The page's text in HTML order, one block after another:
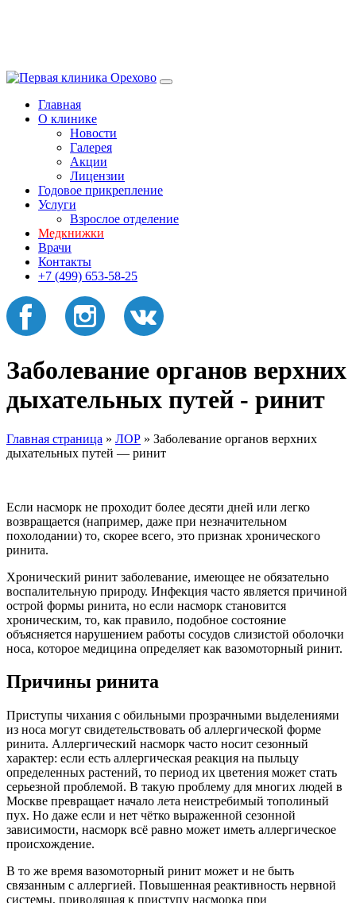
Главная
О клинике
Новости
Галерея
Акции
Лицензии
Годовое прикрепление
Услуги
Взрослое отделение
Медкнижки
Врачи
Контакты
+7 (499) 653-58-25
Заболевание органов верхних
дыхательных путей - ринит
Главная страница » ЛОР » Заболевание органов верхних
дыхательных путей — ринит
Если насморк не проходит более десяти дней или легко
возвращается (например, даже при незначительном
похолодании) то, скорее всего, это признак хронического
ринита.
Хронический ринит заболевание, имеющее не обязательно
воспалительную природу. Инфекция часто является причиной
острой формы ринита, но если насморк становится
хроническим, то, как правило, подобное состояние
объясняется нарушением работы сосудов слизистой оболочки
носа, которое медицина определяет как вазомоторный ринит.
Причины ринита
Приступы чихания с обильными прозрачными выделениями
из носа могут свидетельствовать об аллергической форме
ринита. Аллергический насморк часто носит сезонный
характер: если есть аллергическая реакция на пыльцу
определенных растений, то период их цветения может стать
серьезной проблемой. В такую проблему для многих людей в
Москве превращает начало лета неистребимый тополиный
пух. Но даже если и нет чётко выраженной сезонной
зависимости, насморк всё равно может иметь аллергическое
происхождение.
В то же время вазомоторный ринит может и не быть
связанным с аллергией. Повышенная реактивность нервной
системы, приводящая к приступу насморка при